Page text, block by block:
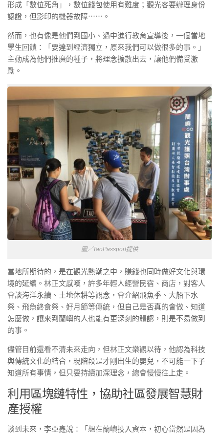
形成「數位死角」，數位錢包使用有難度；觀光客要辦理身份
認證，但影印的機器故障⋯⋯。
然而，也有像是他們到國小、過中進行教育宣導後，一個當地
學生回饋：「要達到經濟獨立，原來我們可以做很多的事。」
主動成為他們推廣的種子，將理念擴散出去，讓他們備受激
勵。
圖／TaoPassport提供
當地所期待的，是在觀光熱潮之中，賺錢也同時做好文化與環
境的延續。林正文感嘆，許多年輕人經營民宿、商店，對客人
會談海洋永續、土地休耕等觀念，會介紹飛魚季、大船下水
祭、飛魚終食祭、好月節等傳統，但自己是否真的會做、知道
怎麼做，讓來到蘭嶼的人也能有更深刻的體認，則是不易做到
的事。
儘管目前還看不清未來走向，但林正文樂觀以待，他認為科技
與傳統文化的結合，現階段是才剛出生的嬰兒，不可能一下子
知道所有事情，但只要持續加深理念，總會慢慢往上走。
利用區塊鏈特性，協助社區發展智慧財
產授權
談到未來，李亞鑫說：「想在蘭嶼投入資本，初心當然是因為